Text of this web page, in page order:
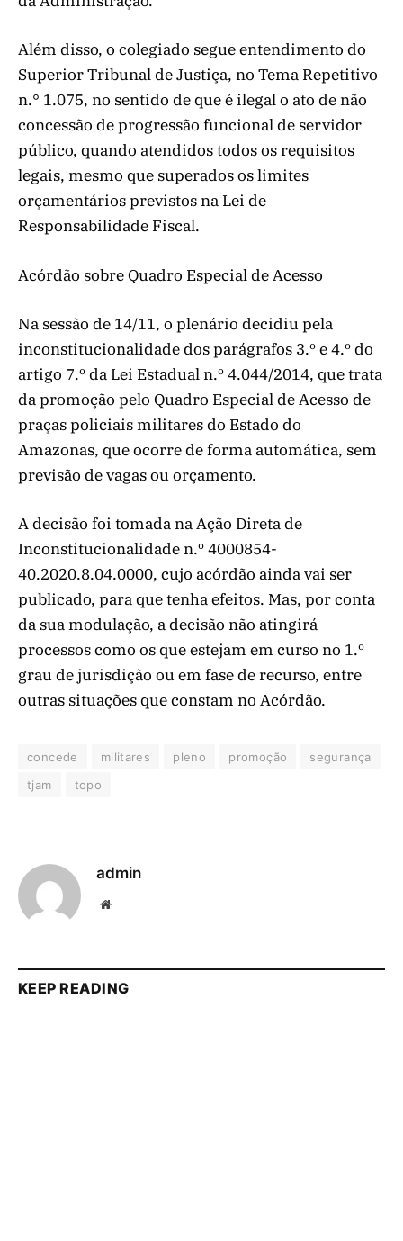
Além disso, o colegiado segue entendimento do
Superior Tribunal de Justiça, no Tema Repetitivo
n.° 1.075, no sentido de que é ilegal o ato de não
concessão de progressão funcional de servidor
público, quando atendidos todos os requisitos
legais, mesmo que superados os limites
orçamentários previstos na Lei de
Responsabilidade Fiscal.
Acórdão sobre Quadro Especial de Acesso
Na sessão de 14/11, o plenário decidiu pela
inconstitucionalidade dos parágrafos 3.º e 4.º do
artigo 7.º da Lei Estadual n.º 4.044/2014, que trata
da promoção pelo Quadro Especial de Acesso de
praças policiais militares do Estado do
Amazonas, que ocorre de forma automática, sem
previsão de vagas ou orçamento.
A decisão foi tomada na Ação Direta de
Inconstitucionalidade n.º 4000854-
40.2020.8.04.0000, cujo acórdão ainda vai ser
publicado, para que tenha efeitos. Mas, por conta
da sua modulação, a decisão não atingirá
processos como os que estejam em curso no 1.º
grau de jurisdição ou em fase de recurso, entre
outras situações que constam no Acórdão.
concede militares pleno promoção
segurança
tjam
topo
admin
Website
KEEP READING